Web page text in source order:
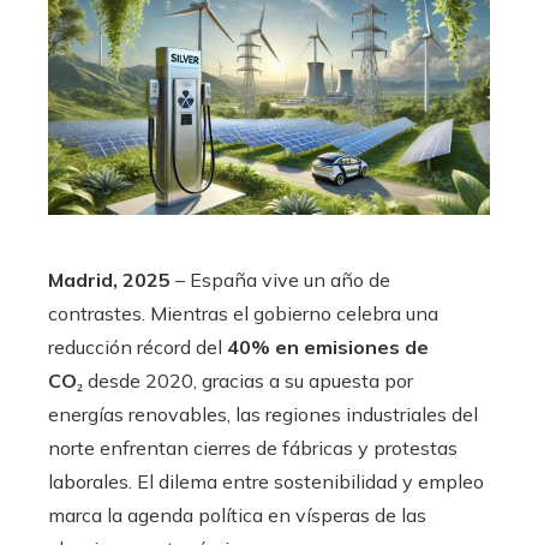
Madrid, 2025 – España vive un año de
contrastes. Mientras el gobierno celebra una
reducción récord del 40% en emisiones de
CO₂ desde 2020, gracias a su apuesta por
energías renovables, las regiones industriales del
norte enfrentan cierres de fábricas y protestas
laborales. El dilema entre sostenibilidad y empleo
marca la agenda política en vísperas de las